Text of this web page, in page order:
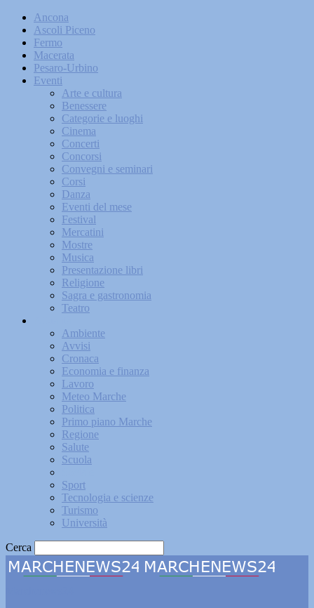
Ancona
Ascoli Piceno
Fermo
Macerata
Pesaro-Urbino
Eventi
Arte e cultura
Benessere
Categorie e luoghi
Cinema
Concerti
Concorsi
Convegni e seminari
Corsi
Danza
Eventi del mese
Festival
Mercatini
Mostre
Musica
Presentazione libri
Religione
Sagra e gastronomia
Teatro
Ambiente
Avvisi
Cronaca
Economia e finanza
Lavoro
Meteo Marche
Politica
Primo piano Marche
Regione
Salute
Scuola
Sport
Tecnologia e scienze
Turismo
Università
Cerca